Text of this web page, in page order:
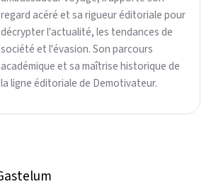
regard acéré et sa rigueur éditoriale pour
décrypter l'actualité, les tendances de
société et l'évasion. Son parcours
académique et sa maîtrise historique de
la ligne éditoriale de Demotivateur.